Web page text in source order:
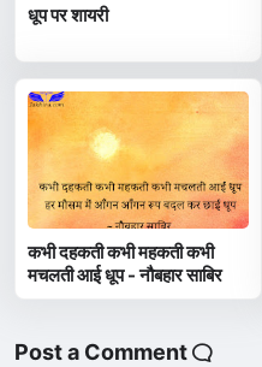
धूप पर शायरी
कभी दहकती कभी महकती कभी
मचलती आई धूप - नौबहार साबिर
Post a Comment